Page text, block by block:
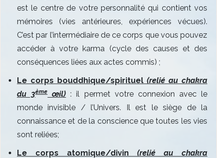
est le centre de votre personnalité qui contient vos
mémoires (vies antérieures, expériences vécues).
C’est par l’intermédiaire de ce corps que vous pouvez
accéder à votre karma (cycle des causes et des
conséquences liées aux actes commis) ;
Le corps bouddhique/spirituel (relié au chakra
du 3èmeœil) : il permet votre connexion avec le
monde invisible / l’Univers. Il est le siège de la
connaissance et de la conscience que toutes les vies
sont reliées;
Le corps atomique/divin (relié au chakra